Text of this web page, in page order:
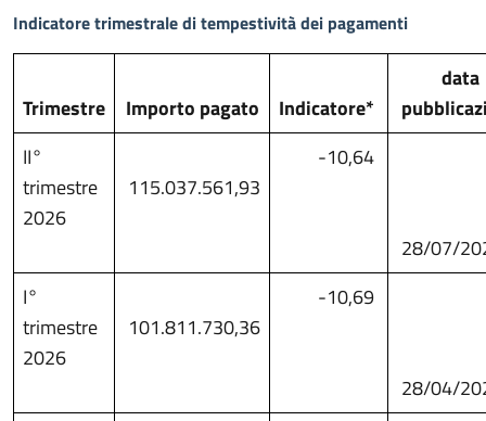
Indicatore trimestrale di tempestività dei pagamenti
Trimestre Importo pagato Indicatore*
data
II°
trimestre
2026
115.037.561,93
-10,64
28/07/
I°
trimestre
2026
101.811.730,36
-10,69
28/04/